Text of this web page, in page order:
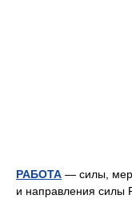
РАБОТА — силы,
и направления силы